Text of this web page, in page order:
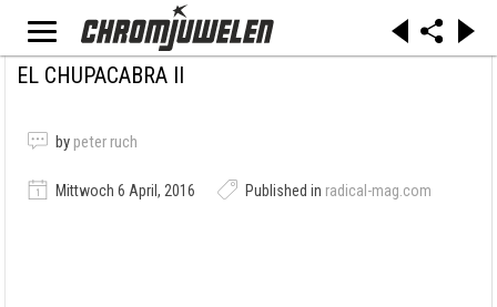
EL CHUPACABRA II
by peter ruch
Mittwoch 6 April, 2016 Published in radical-mag.com